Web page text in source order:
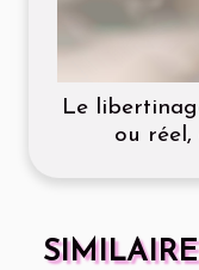
Le
ou
SIMILAIRE